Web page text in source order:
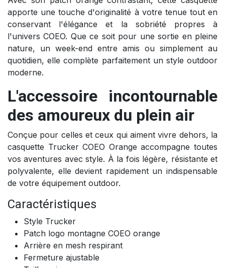
apporte une touche d'originalité à votre tenue tout en
conservant l'élégance et la sobriété propres à
l'univers COEO. Que ce soit pour une sortie en pleine
nature, un week-end entre amis ou simplement au
quotidien, elle complète parfaitement un style outdoor
moderne.
L'accessoire incontournable
des amoureux du plein air
Conçue pour celles et ceux qui aiment vivre dehors, la
casquette Trucker COEO Orange accompagne toutes
vos aventures avec style. À la fois légère, résistante et
polyvalente, elle devient rapidement un indispensable
de votre équipement outdoor.
Caractéristiques
Style Trucker
Patch logo montagne COEO orange
Arrière en mesh respirant
Fermeture ajustable